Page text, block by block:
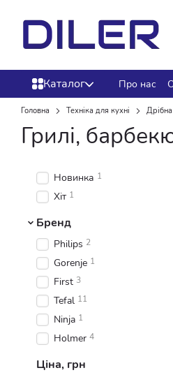
Каталог Про нас
Головна Техніка для кухні Дрібна
Грилі,
Новинка 1
Хіт 1
Бренд
Philips 2
Gorenje 1
First 3
Tefal 11
Ninja 1
Holmer 4
Ціна, грн